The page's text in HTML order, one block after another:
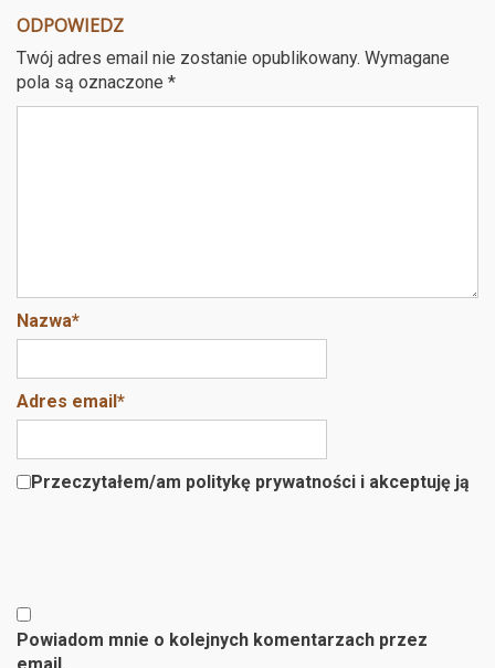
b
o
er es
ODPOWIEDZ
Twój adres email nie zostanie opublikowany. Wymagane
pola są oznaczone *
Nazwa*
Adres email*
Przeczytałem/am politykę prywatności i akceptuję ją
Powiadom mnie o kolejnych komentarzach przez